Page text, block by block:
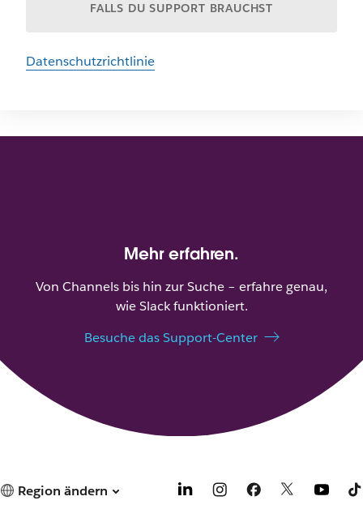
FALLS DU SUPPORT BRAUCHST
Datenschutzrichtlinie
Mehr erfahren.
Von Channels bis hin zur Suche – erfahre genau,
wie Slack funktioniert.
Besuche das Support-Center
Region ändern